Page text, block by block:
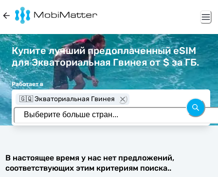
Купите лучший предоплаченный eSIM
для Экваториальная Гвинея от $ за ГБ.
Работает в
🇬🇶 Экваториальная Гвинея
В настоящее время у нас нет предложений,
соответствующих этим критериям поиска..